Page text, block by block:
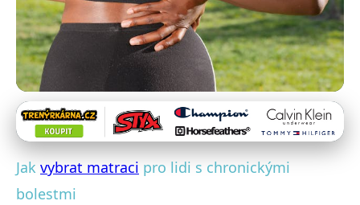
Matrace pro specifické potřeby
Jak Vybrat Matraci pro Lidi s
Chronickými Bolestmi:
Jak vybrat matraci pro lidi s chronickými
bolestmi